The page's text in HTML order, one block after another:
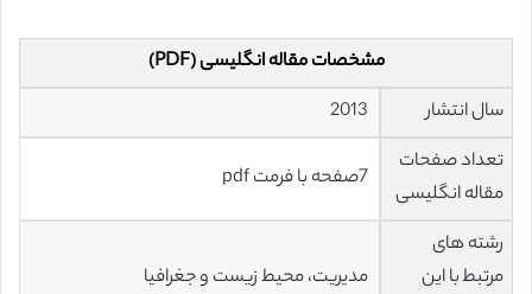
مشخصات مقاله انگلیسی (PDF)
سال انتشار
تعداد صفحات
مقاله انگلیسی
رشته های
مرتبط با این
مدیریت، محیط زیست و جغرافیا